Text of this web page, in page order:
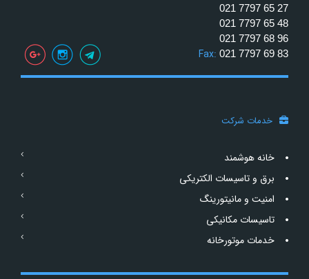
021 7797 65 27
021 7797 65 48
021 7797 68 96
021 7797 69 83
Fax:
خدمات شرکت
خانه هوشمند
برق و تاسیسات الکتریکی
امنیت و مانیتورینگ
تاسیسات مکانیکی
خدمات موتورخانه